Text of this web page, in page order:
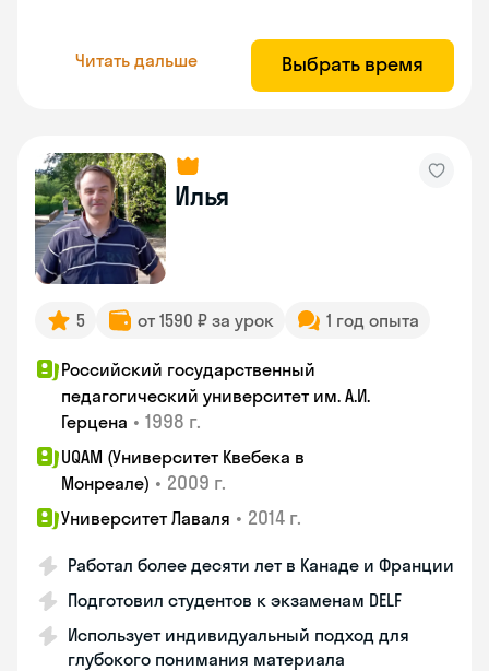
Читать дальше Выбрать время
Илья
5 от 1590 ₽ за урок 1 год опыта
Российский государственный
педагогический университет им. А.И.
Герцена • 1998 г.
UQAM (Университет Квебека в
Монреале) • 2009 г.
Университет Лаваля • 2014 г.
Работал более десяти лет в Канаде и Франции
Подготовил студентов к экзаменам DELF
Использует индивидуальный подход для
глубокого понимания материала